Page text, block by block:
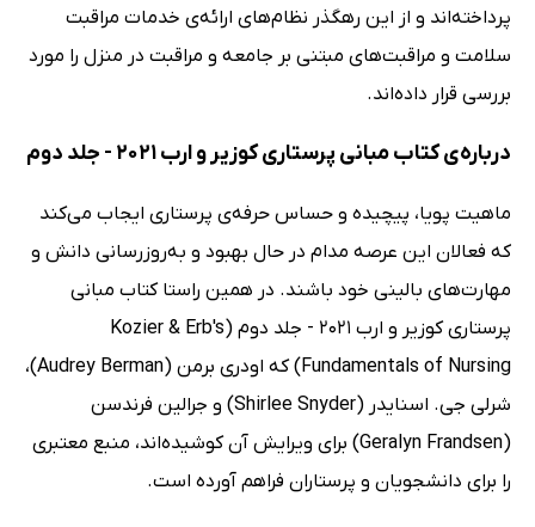
پرداخته‌اند و از این رهگذر نظام‌های ارائه‌ی خدمات مراقبت
سلامت و مراقبت‌های مبتنی بر جامعه و مراقبت در منزل را مورد
بررسی قرار داده‌اند.
درباره‌ی کتاب مبانی پرستاری کوزیر و ارب 2021 - جلد دوم
ماهیت پویا، پیچیده و حساس حرفه‌ی پرستاری ایجاب می‌کند
که فعالان این عرصه مدام در حال بهبود و به‌روزرسانی دانش و
مهارت‌های بالینی خود باشند. در همین راستا کتاب مبانی
پرستاری کوزیر و ارب 2021 - جلد دوم (Kozier & Erb's
Fundamentals of Nursing) که اودری برمن (Audrey Berman)،
شرلی جی. اسنایدر (Shirlee Snyder) و جرالین فرندسن
(Geralyn Frandsen) برای ویرایش آن کوشیده‌اند، منبع معتبری
را برای دانشجویان و پرستاران فراهم آورده است.